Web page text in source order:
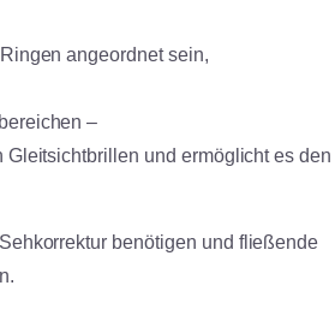
angeordnet sein,
–
und ermöglicht es den
benötigen und fließende